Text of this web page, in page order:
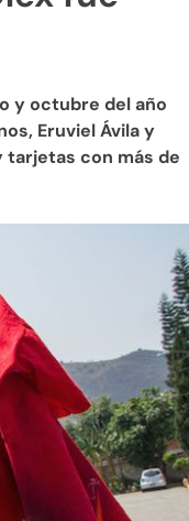
y octubre del año
Eruviel Ávila y
tarjetas con más de